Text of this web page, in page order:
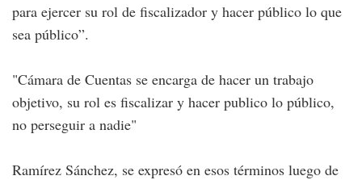
para ejercer su rol de fiscalizador y hacer público lo que
sea público”.
"Cámara de Cuentas se encarga de hacer un trabajo
objetivo, su rol es fiscalizar y hacer publico lo público,
no perseguir a nadie"
Ramírez Sánchez, se expresó en esos términos luego de